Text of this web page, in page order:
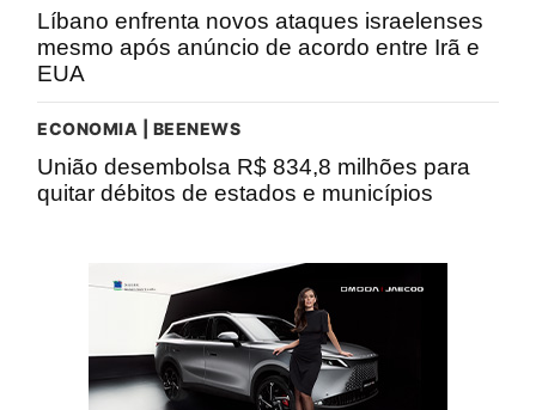
Líbano enfrenta novos ataques israelenses
mesmo após anúncio de acordo entre Irã e
EUA
ECONOMIA | BEENEWS
União desembolsa R$ 834,8 milhões para
quitar débitos de estados e municípios